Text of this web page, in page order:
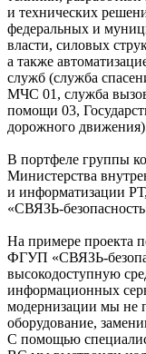
и технических
федеральных и
власти, силовых
а также
служб (служба
МЧС 01, служба
помощи 03,
дорожного
В портфеле группы
Министерства
и информатизации
«СВЯЗЬ-
На примере проекта
ФГУП «СВЯЗЬ-
высокодоступную
информационных
модернизации мы не
оборудование,
С помощью